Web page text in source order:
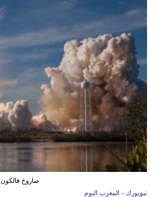
صاروخ فالكون
نيويورك - المغرب اليوم